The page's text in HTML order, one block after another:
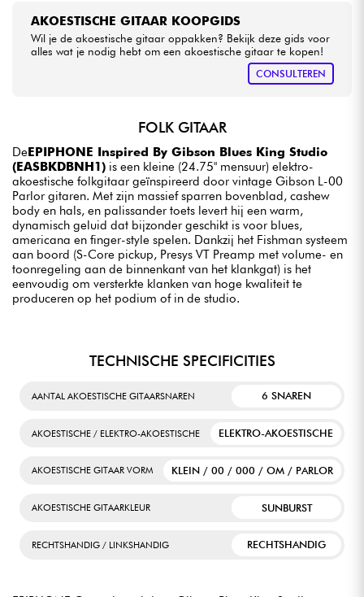
AKOESTISCHE GITAAR KOOPGIDS
Wil je de akoestische gitaar oppakken? Bekijk deze gids voor
alles wat je nodig hebt om een akoestische gitaar te kopen!
CONSULTEREN
FOLK GITAAR
DeEPIPHONE Inspired By Gibson Blues King Studio
(EASBKDBNH1) is een kleine (24.75" mensuur) elektro-
akoestische folkgitaar geïnspireerd door vintage Gibson L-00
Parlor gitaren. Met zijn massief sparren bovenblad, cashew
body en hals, en palissander toets levert hij een warm,
dynamisch geluid dat bijzonder geschikt is voor blues,
americana en finger-style spelen. Dankzij het Fishman systeem
aan boord (S-Core pickup, Presys VT Preamp met volume- en
toonregeling aan de binnenkant van het klankgat) is het
eenvoudig om versterkte klanken van hoge kwaliteit te
produceren op het podium of in de studio.
TECHNISCHE SPECIFICITIES
AANTAL AKOESTISCHE GITAARSNAREN 6 SNAREN
AKOESTISCHE / ELEKTRO-AKOESTISCHE ELEKTRO-AKOESTISCHE
AKOESTISCHE GITAAR VORM KLEIN / 00 / 000 / OM / PARLOR
AKOESTISCHE GITAARKLEUR SUNBURST
RECHTSHANDIG / LINKSHANDIG RECHTSHANDIG